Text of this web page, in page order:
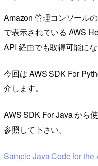
Amazon 管理コンソール
で表示されている AWS
API 経由でも取得可能にな
今回は AWS SDK For
介します。
AWS SDK For Java から
参照して下さい。
Sample Java Code for the